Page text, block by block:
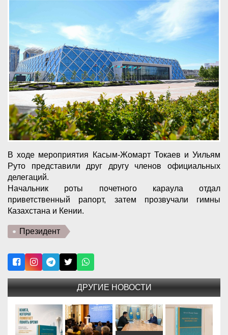
В ходе мероприятия Касым-Жомарт Токаев и Уильям
Руто представили друг другу членов официальных
делегаций.
Начальник роты почетного караула отдал
приветственный рапорт, затем прозвучали гимны
Казахстана и Кении.
Президент
ДРУГИЕ НОВОСТИ